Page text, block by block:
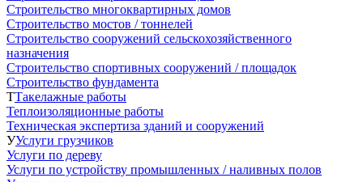
Строительство многоквартирных домов
Строительство мостов / тоннелей
Строительство сооружений сельскохозяйственного
назначения
Строительство спортивных сооружений / площадок
Строительство фундамента
ТТакелажные работы
Теплоизоляционные работы
Техническая экспертиза зданий и сооружений
УУслуги грузчиков
Услуги по дереву
Услуги по устройству промышленных / наливных полов